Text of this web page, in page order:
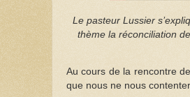
Le pasteur Lussier
thème la réconciliation
Au cours de la rencontre
que nous ne nous